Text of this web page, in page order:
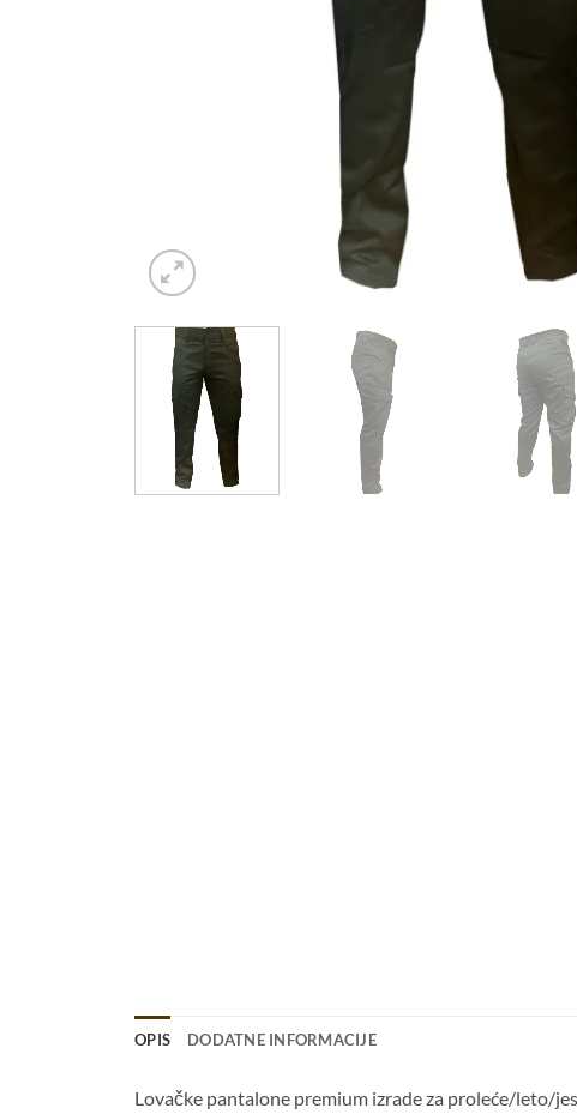
OPIS DODATNE INFORMACIJE
Lovačke pantalone premium izrade za proleće/leto/